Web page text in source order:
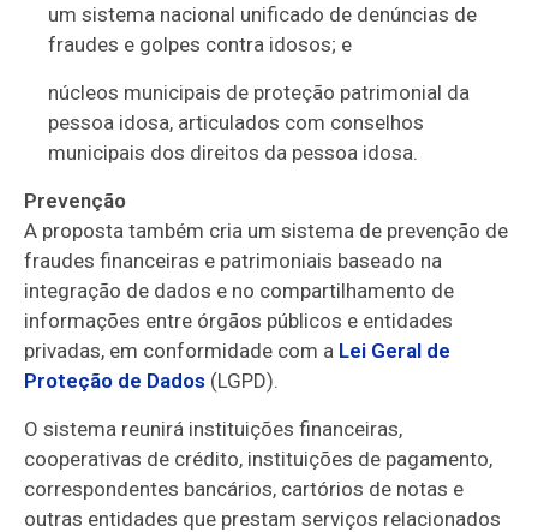
um sistema nacional unificado de denúncias de
fraudes e golpes contra idosos; e
núcleos municipais de proteção patrimonial da
pessoa idosa, articulados com conselhos
municipais dos direitos da pessoa idosa.
Prevenção
A proposta também cria um sistema de prevenção de
fraudes financeiras e patrimoniais baseado na
integração de dados e no compartilhamento de
informações entre órgãos públicos e entidades
privadas, em conformidade com a Lei Geral de
Proteção de Dados (LGPD).
O sistema reunirá instituições financeiras,
cooperativas de crédito, instituições de pagamento,
correspondentes bancários, cartórios de notas e
outras entidades que prestam serviços relacionados